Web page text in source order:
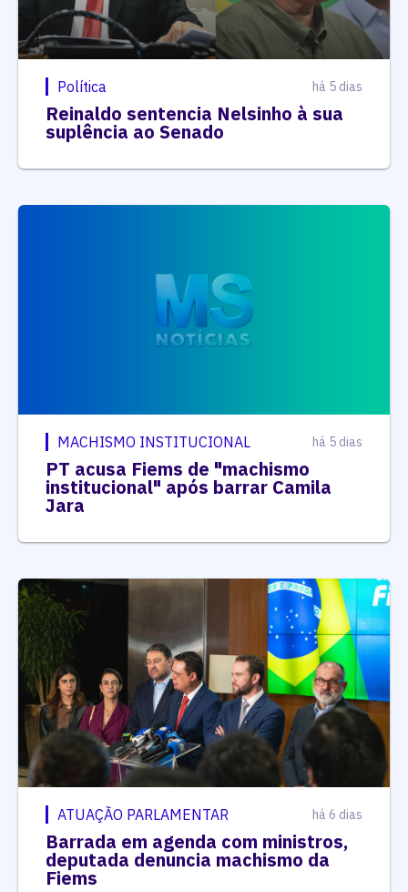
Política há 5 dias
Reinaldo sentencia Nelsinho à sua
suplência ao Senado
MACHISMO INSTITUCIONAL há 5 dias
PT acusa Fiems de "machismo
institucional" após barrar Camila
Jara
ATUAÇÃO PARLAMENTAR há 6 dias
Barrada em agenda com ministros,
deputada denuncia machismo da
Fiems